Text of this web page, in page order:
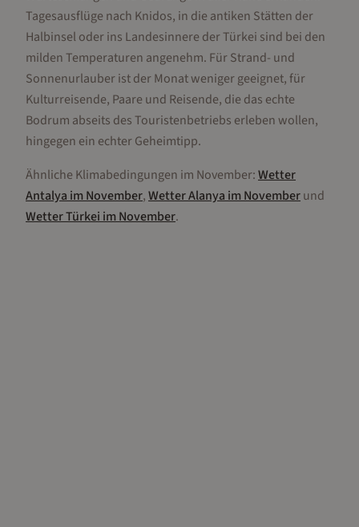
Tagesausflüge nach Knidos, in die antiken Stätten der
Halbinsel oder ins Landesinnere der Türkei sind bei den
milden Temperaturen angenehm. Für Strand- und
Sonnenurlauber ist der Monat weniger geeignet, für
Kulturreisende, Paare und Reisende, die das echte
Bodrum abseits des Touristenbetriebs erleben wollen,
hingegen ein echter Geheimtipp.
Ähnliche Klimabedingungen im November:Wetter
Antalya imNovember,WetterAlanya imNovemberund
WetterTürkei imNovember.